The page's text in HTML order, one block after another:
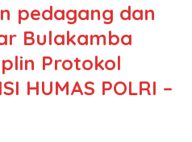
pedagang dan
Bulakamba
Protokol
HUMAS POLRI –